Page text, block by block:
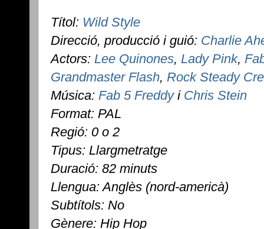
Títol: Wild Style
Direcció, producció i guió: Charlie
Actors: Lee Quinones, Lady Pink,
Grandmaster Flash, Rock Steady
Música: Fab 5 Freddyi Chris Stein
Format: PAL
Regió: 0 o 2
Tipus: Llargmetratge
Duració: 82 minuts
Llengua: Anglès (nord-americà)
Subtítols: No
Gènere: Hip Hop